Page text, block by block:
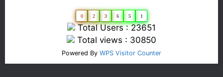
0 2 3 6 5 1
Total Users : 23651
Total views : 30850
Powered By WPS Visitor Counter